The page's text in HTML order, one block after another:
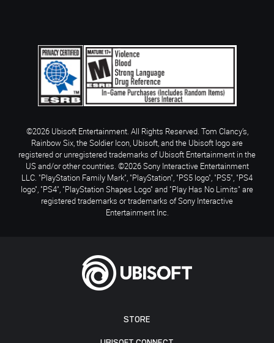
STORE
©2026 Ubisoft Entertainment. All Rights Reserved. Tom Clancy’s,
Rainbow Six, the Soldier Icon, Ubisoft, and the Ubisoft logo are
registered or unregistered trademarks of Ubisoft Entertainment in the
US and/or other countries. ©2026 Sony Interactive Entertainment
LLC. "PlayStation Family Mark", "PlayStation", "PS5 logo", "PS5", "PS4
logo", "PS4", "PlayStation Shapes Logo" and "Play Has No Limits" are
registered trademarks or trademarks of Sony Interactive
Entertainment Inc.